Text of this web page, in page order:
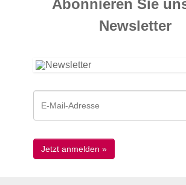
Abonnieren Sie
News­letter